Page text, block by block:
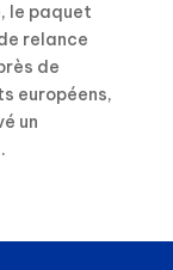
le paquet
relance
de
européens,
un